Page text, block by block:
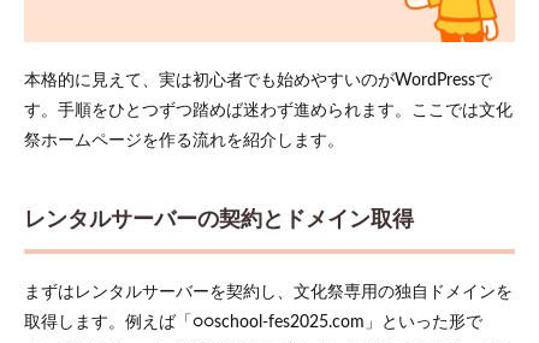
本格的に見えて、実は初心者でも始めやすいのがWordPressで
す。手順をひとつずつ踏めば迷わず進められます。ここでは文化
祭ホームページを作る流れを紹介します。
レンタルサーバーの契約とドメイン取得
まずはレンタルサーバーを契約し、文化祭専用の独自ドメインを
取得します。例えば「○○school-fes2025.com」といった形で